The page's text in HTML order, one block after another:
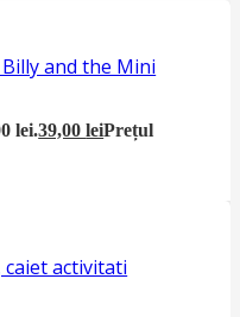
and the Mini
lei.39,00leiPrețul
activitati